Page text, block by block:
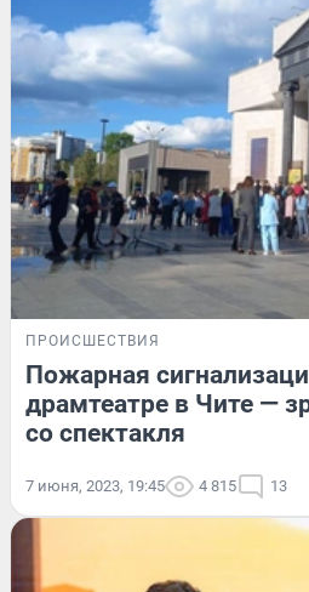
ПРОИСШЕСТВИЯ
Пожарная
драмтеатре в Чите —
со спектакля
7 июня, 2023, 19:45 4 815 13